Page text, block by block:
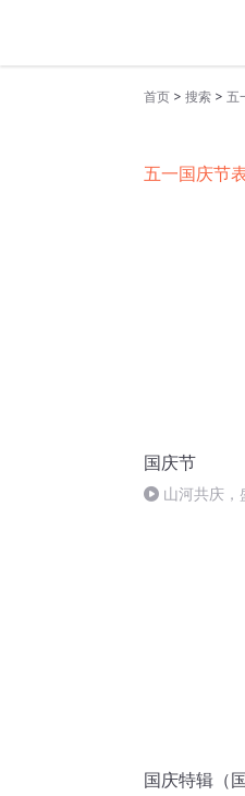
首页 > 搜索 > 五
五一国庆节
国庆节
山河共庆，
国庆特辑（